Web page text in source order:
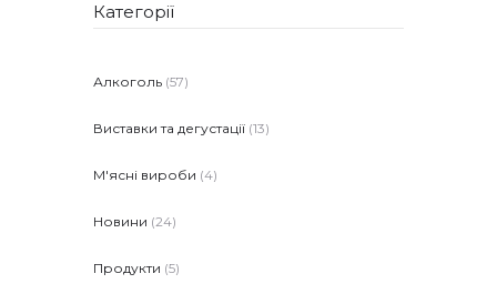
Категорії
Алкоголь (57)
Виставки та дегустації (13)
М'ясні вироби (4)
Новини (24)
Продукти (5)